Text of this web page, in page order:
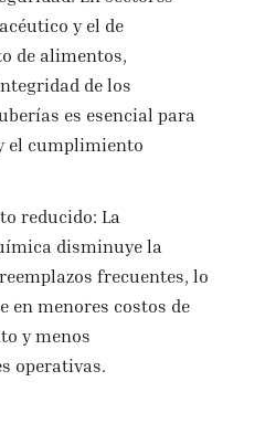
y el de
de alimentos,
de los
es esencial para
el cumplimiento
reducido: La
disminuye la
frecuentes, lo
en menores costos de
y menos
operativas.